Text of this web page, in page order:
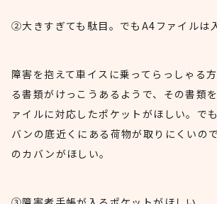
②大きすぎても駄目。でもA4ファイルは
障害を抱えて車イスに乗ってらっしゃる
る書類がけっこうあるようで、その書類
ァイルに対応したポケットがほしい。で
バンの底近くにある荷物が取りにくいの
のカバンがほしい。